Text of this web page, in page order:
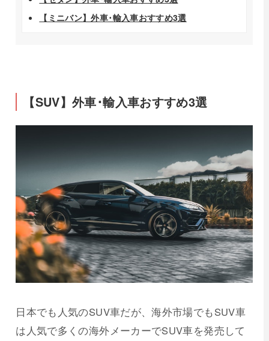
【ミニバン】外車･輸入車おすすめ3選
【SUV】外車･輸入車おすすめ3選
日本でも人気のSUV車だが、海外市場でもSUV車
は人気で多くの海外メーカーでSUV車を発売して